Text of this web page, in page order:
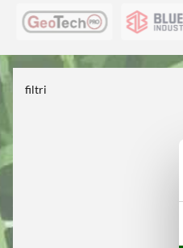
filtri